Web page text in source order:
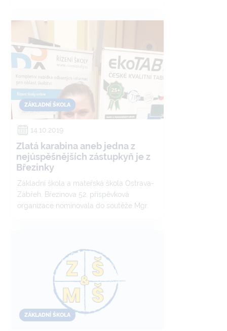
ZÁKLADNÍ ŠKOLA
14.10.2019
Zlatá karabina aneb jedna z
nejúspěšnějších zástupkyň je z
Březinky
Základní škola a mateřská škola Ostrava-
Zábřeh, Březinova 52, příspěvková
organizace nominovala do soutěže Mgr.
ZÁKLADNÍ ŠKOLA